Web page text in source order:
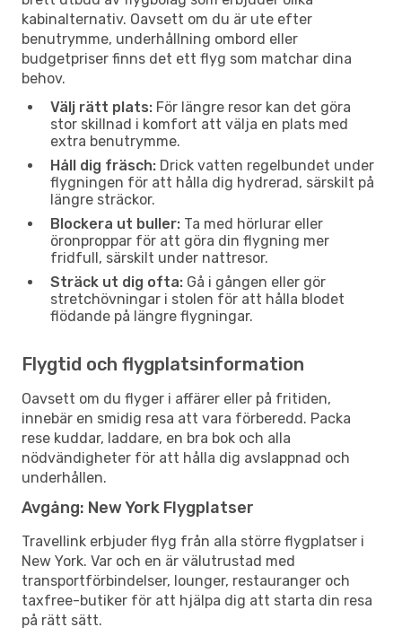
kabinalternativ. Oavsett om du är ute efter
benutrymme, underhållning ombord eller
budgetpriser finns det ett flyg som matchar dina
behov.
Välj rätt plats: För längre resor kan det göra
stor skillnad i komfort att välja en plats med
extra benutrymme.
Håll dig fräsch: Drick vatten regelbundet under
flygningen för att hålla dig hydrerad, särskilt på
längre sträckor.
Blockera ut buller: Ta med hörlurar eller
öronproppar för att göra din flygning mer
fridfull, särskilt under nattresor.
Sträck ut dig ofta: Gå i gången eller gör
stretchövningar i stolen för att hålla blodet
flödande på längre flygningar.
Flygtid och flygplatsinformation
Oavsett om du flyger i affärer eller på fritiden,
innebär en smidig resa att vara förberedd. Packa
rese kuddar, laddare, en bra bok och alla
nödvändigheter för att hålla dig avslappnad och
underhållen.
Avgång: New York Flygplatser
Travellink erbjuder flyg från alla större flygplatser i
New York. Var och en är välutrustad med
transportförbindelser, lounger, restauranger och
taxfree-butiker för att hjälpa dig att starta din resa
på rätt sätt.